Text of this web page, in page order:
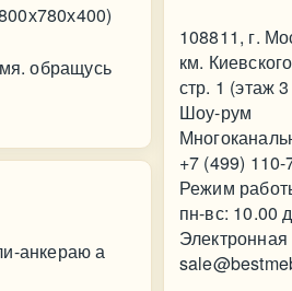
обращусь
анкераю а
108811, г.
км.
стр. 1 (этаж
Шоу-рум
+7 (499) 110-
Режим
пн-вс: 10.00
Электронная